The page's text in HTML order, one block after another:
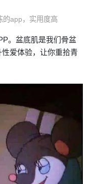
的app，实用度高
。盆底肌是我们骨盆
爱体验，让你重拾青